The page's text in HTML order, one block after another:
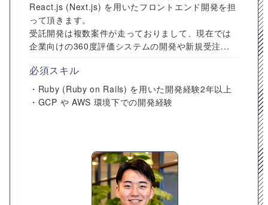
React.js (Next.js) を用いたフロントエンド開発を担
って頂きます。
受託開発は複数案件が走っておりまして、現在では
企業向けの360度評価システムの開発や新規受注...
必須スキル
・Ruby (Ruby on Rails) を用いた開発経験2年以上
・GCP や AWS 環境下での開発経験